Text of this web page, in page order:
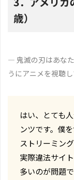
歳）
― 鬼滅の刃はあな
うにアニメを視聴
はい、とても
ンツです。僕
ストリーミン
実際違法サイ
多いのが問題で